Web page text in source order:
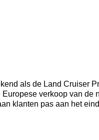
als de Land Cruiser
verkoop van
klanten pas aan het